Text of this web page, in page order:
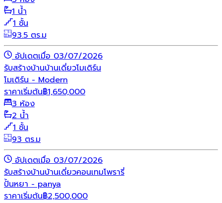
1 น้ำ
1 ชั้น
93.5 ตร.ม
อัปเดตเมื่อ 03/07/2026
รับสร้างบ้านบ้านเดี่ยวโมเดิร์น
โมเดิร์น - Modern
ราคาเริ่มต้น฿1,650,000
3 ห้อง
2 น้ำ
1 ชั้น
93 ตร.ม
อัปเดตเมื่อ 03/07/2026
รับสร้างบ้านบ้านเดี่ยวคอนเทมโพรารี่
ปั้นหยา - panya
ราคาเริ่มต้น฿2,500,000